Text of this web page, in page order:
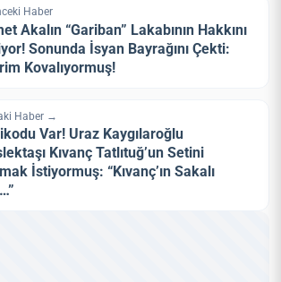
Haber
Akalın “Gariban” Lakabının Hakkını
Sonunda İsyan Bayrağını Çekti:
Kovalıyormuş!
Haber →
Var! Uraz Kaygılaroğlu
Kıvanç Tatlıtuğ’un Setini
İstiyormuş: “Kıvanç’ın Sakalı